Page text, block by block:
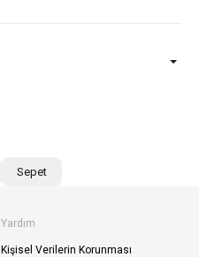
Sepet
Yardım
Kişisel Verilerin Korunması